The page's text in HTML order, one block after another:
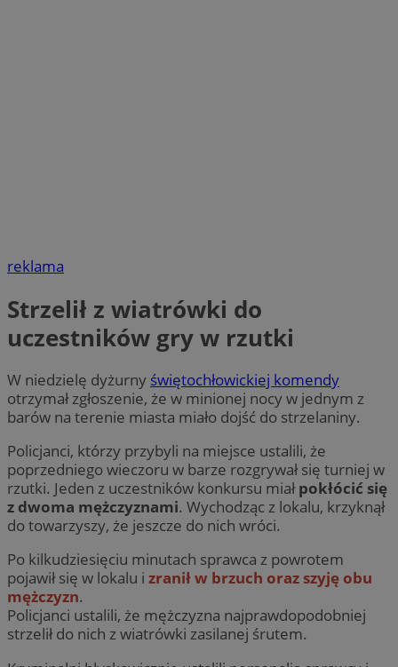
reklama
Strzelił z wiatrówki do
uczestników gry w rzutki
W niedzielę dyżurny świętochłowickiej komendy
otrzymał zgłoszenie, że w minionej nocy w jednym z
barów na terenie miasta miało dojść do strzelaniny.
Policjanci, którzy przybyli na miejsce ustalili, że
poprzedniego wieczoru w barze rozgrywał się turniej w
rzutki. Jeden z uczestników konkursu miałpokłócić się
z dwoma mężczyznami. Wychodząc z lokalu, krzyknął
do towarzyszy, że jeszcze do nich wróci.
Po kilkudziesięciu minutach sprawca z powrotem
pojawił się w lokalu i zranił w brzuch oraz szyję obu
mężczyzn.
Policjanci ustalili, że mężczyzna najprawdopodobniej
strzelił do nich z wiatrówki zasilanej śrutem.